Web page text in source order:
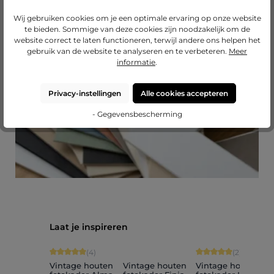
Passend passe-partout?
Breid uw lijst uit met een hoogwaardig passe-
partout van Mijnlievelingslijst.
naar onze passe-partouts
Productgalerij overslaan
Laat je inspireren
Gemiddelde score van 5 op 5 sterren
(4)
Vintage houten
Vintage houten
Gemiddelde score
(2)
Vintage houten
Wij gebruiken cookies om je een optimale ervaring op onze website
te bieden. Sommige van deze cookies zijn noodzakelijk om de
website correct te laten functioneren, terwijl andere ons helpen het
gebruik van de website te analyseren en te verbeteren. Meer
informatie.
Privacy-instellingen Alle cookies accepteren
- Gegevensbescherming